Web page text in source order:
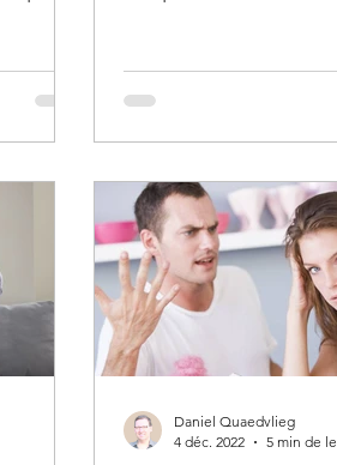
Daniel Quaedvlieg
4 déc. 2022
5 min de